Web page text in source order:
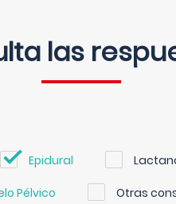
las
Epidural
Pélvico Otras